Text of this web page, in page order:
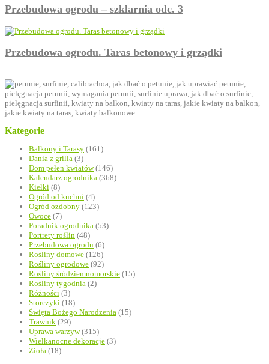
Przebudowa ogrodu – szklarnia odc. 3
Przebudowa ogrodu. Taras betonowy i grządki
Kategorie
Balkony i Tarasy (161)
Dania z grilla (3)
Dom pełen kwiatów(146)
Kalendarz ogrodnika (368)
Kiełki (8)
Ogród od kuchni (4)
Ogród ozdobny (123)
Owoce (7)
Poradnik ogrodnika (53)
Portrety roślin (48)
Przebudowa ogrodu (6)
Rośliny domowe (126)
Rośliny ogrodowe (92)
Rośliny śródziemnomorskie (15)
Rośliny tygodnia (2)
Różności (3)
Storczyki (18)
Święta Bożego Narodzenia (15)
Trawnik (29)
Uprawa warzyw(315)
Wielkanocne dekoracje (3)
Zioła (18)